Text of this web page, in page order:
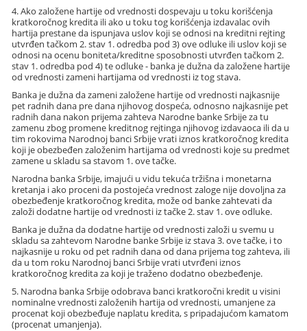
4. Ako založene hartije od vrednosti dospevaju u toku korišćenja
kratkoročnog kredita ili ako u toku tog korišćenja izdavalac ovih
hartija prestane da ispunjava uslov koji se odnosi na kreditni rejting
utvrđen tačkom 2. stav 1. odredba pod 3) ove odluke ili uslov koji se
odnosi na ocenu boniteta/kreditne sposobnosti utvrđen tačkom 2.
stav 1. odredba pod 4) te odluke - banka je dužna da založene hartije
od vrednosti zameni hartijama od vrednosti iz tog stava.
Banka je dužna da zameni založene hartije od vrednosti najkasnije
pet radnih dana pre dana njihovog dospeća, odnosno najkasnije pet
radnih dana nakon prijema zahteva Narodne banke Srbije za tu
zamenu zbog promene kreditnog rejtinga njihovog izdavaoca ili da u
tim rokovima Narodnoj banci Srbije vrati iznos kratkoročnog kredita
koji je obezbeđen založenim hartijama od vrednosti koje su predmet
zamene u skladu sa stavom 1. ove tačke.
Narodna banka Srbije, imajući u vidu tekuća tržišna i monetarna
kretanja i ako proceni da postojeća vrednost zaloge nije dovoljna za
obezbeđenje kratkoročnog kredita, može od banke zahtevati da
založi dodatne hartije od vrednosti iz tačke 2. stav 1. ove odluke.
Banka je dužna da dodatne hartije od vrednosti založi u svemu u
skladu sa zahtevom Narodne banke Srbije iz stava 3. ove tačke, i to
najkasnije u roku od pet radnih dana od dana prijema tog zahteva, ili
da u tom roku Narodnoj banci Srbije vrati utvrđeni iznos
kratkoročnog kredita za koji je traženo dodatno obezbeđenje.
5. Narodna banka Srbije odobrava banci kratkoročni kredit u visini
nominalne vrednosti založenih hartija od vrednosti, umanjene za
procenat koji obezbeđuje naplatu kredita, s pripadajućom kamatom
(procenat umanjenja).